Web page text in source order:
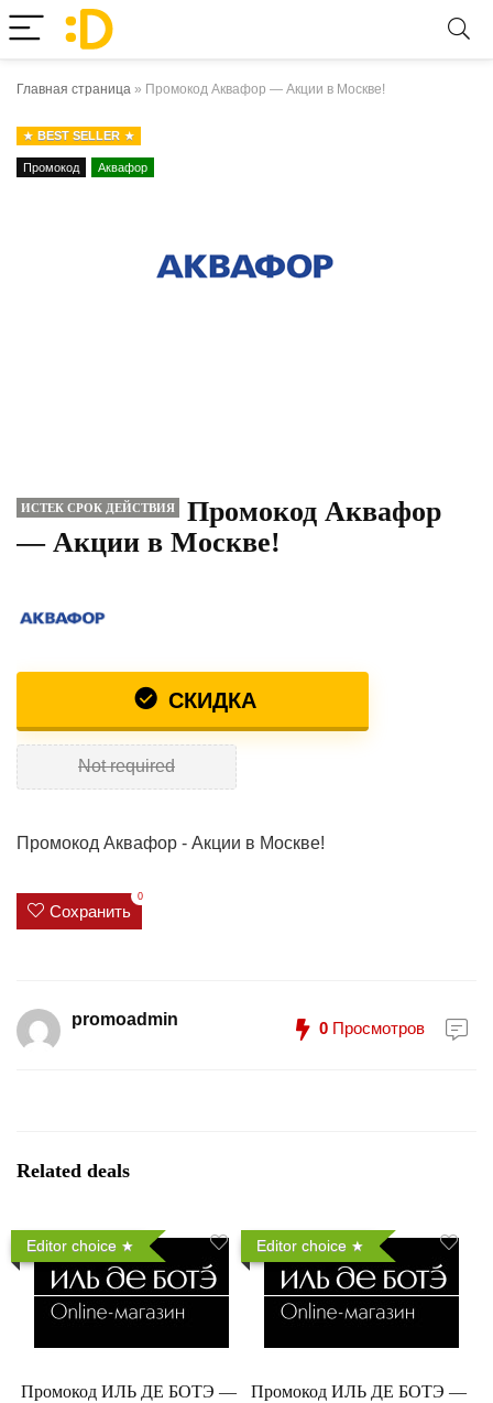
Главная страница » Промокод Аквафор — Акции в Москве!
BEST SELLER
Промокод Аквафор
ИСТЕК СРОК ДЕЙСТВИЯ
Промокод Аквафор
— Акции в Москве!
СКИДКА
Not required
Промокод Аквафор - Акции в Москве!
Сохранить
0
promoadmin 0 Просмотров
Related deals
Editor choice
Промокод ИЛЬ ДЕ БОТЭ —
Editor choice
Промокод ИЛЬ ДЕ БОТЭ —